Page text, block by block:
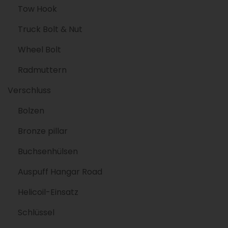
Tow Hook
Truck Bolt & Nut
Wheel Bolt
Radmuttern
Verschluss
Bolzen
Bronze pillar
Buchsenhülsen
Auspuff Hangar Road
Helicoil-Einsatz
Schlüssel